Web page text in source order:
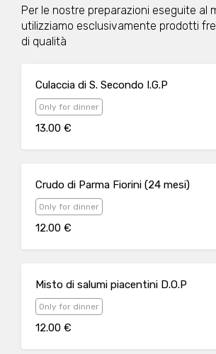
Per le nostre preparazioni eseguite al
utilizziamo esclusivamente prodotti
di qualità
Culaccia di S. Secondo I.G.P
Only for dinner
13.00 €
Crudo di Parma Fiorini (24 mesi)
Only for dinner
12.00 €
Misto di salumi piacentini D.O.P
Only for dinner
12.00 €